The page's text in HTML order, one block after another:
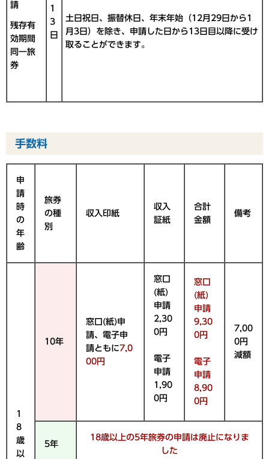
請
残存有
効期間
同一旅
券
1
3
日
土日祝日、振替休日、年末年始（12月29日から1
月3日）を除き、申請した日から13日目以降に受け
取ることができます。
手数料
申
請
時
の
年
齢
旅券
の種
別
収入印紙
収入
証紙
合計
金額
備考
1
8
歳
以
10年
窓口(紙)申
請、電子申
請ともに7,0
00円
窓口
(紙)
申請
2,30
0円
電子
申請
1,90
0円
窓口
(紙)
申請
9,30
0円
電子
申請
8,90
0円
7,00
0円
減額
5年
18歳以上の5年旅券の申請は廃止になりま
した